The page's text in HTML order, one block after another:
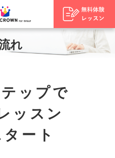
れ
ップで
ッスン
ート